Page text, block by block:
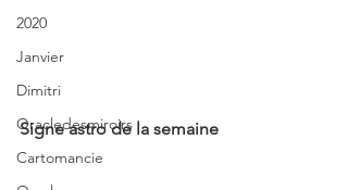
2020
Janvier
Dimitri
Oracledesmiroirs
Cartomancie
Signe astro de la semaine